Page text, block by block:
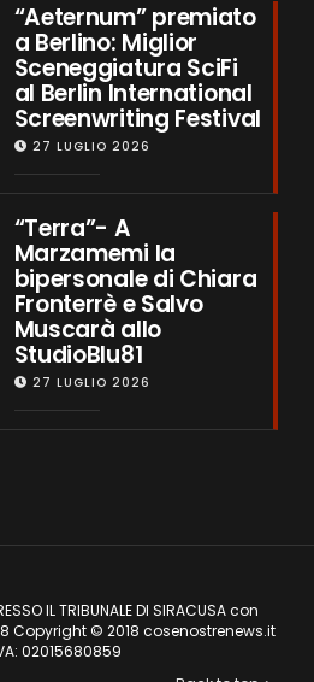
“Aeternum” premiato
a Berlino: Miglior
Sceneggiatura SciFi
al Berlin International
Screenwriting Festival
27 LUGLIO 2026
“Terra”- A
Marzamemi la
bipersonale di Chiara
Fronterrè e Salvo
Muscarà allo
StudioBlu81
27 LUGLIO 2026
IL TRIBUNALE DI SIRACUSA con
Copyright © 2018 cosenostrenews.it
02015680859